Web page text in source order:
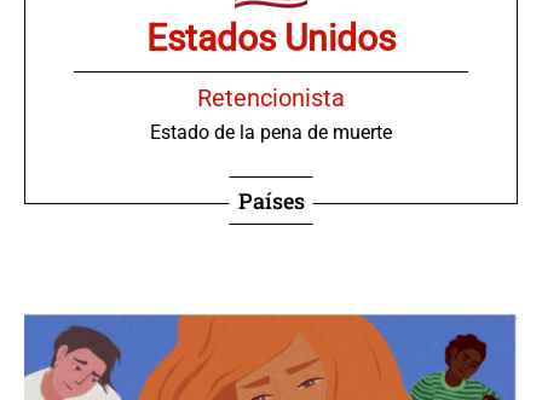
Estados Unidos
Retencionista
Estado de la pena de muerte
Países